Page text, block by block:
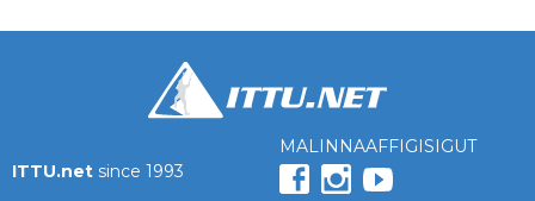
ITTU.net since 1993
MALINNAAFFIGISIGUT